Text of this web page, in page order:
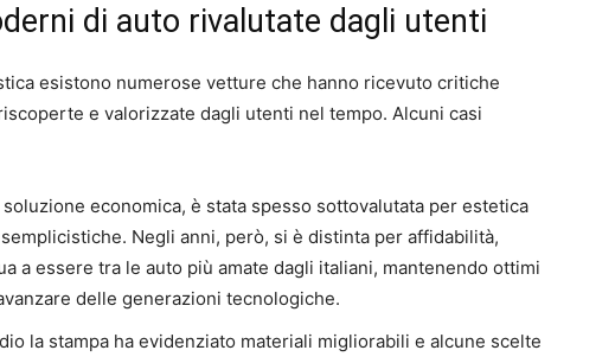
di auto rivalutate dagli utenti
esistono numerose vetture che hanno ricevuto critiche
e valorizzate dagli utenti nel tempo. Alcuni casi
economica, è stata spesso sottovalutata per estetica
Negli anni, però, si è distinta per affidabilità,
a essere tra le auto più amate dagli italiani, mantenendo ottimi
delle generazioni tecnologiche.
la stampa ha evidenziato materiali migliorabili e alcune scelte